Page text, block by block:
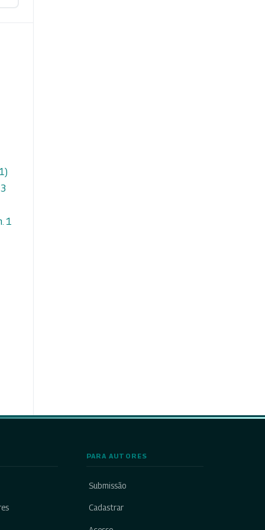
1
PARA AUTORES
Submissão
Cadastrar